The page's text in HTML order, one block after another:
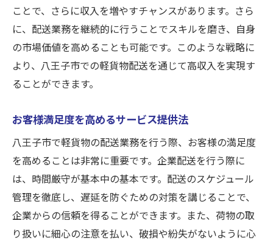
ことで、さらに収入を増やすチャンスがあります。さら
に、配送業務を継続的に行うことでスキルを磨き、自身
の市場価値を高めることも可能です。このような戦略に
より、八王子市での軽貨物配送を通じて高収入を実現す
ることができます。
お客様満足度を高めるサービス提供法
八王子市で軽貨物の配送業務を行う際、お客様の満足度
を高めることは非常に重要です。企業配送を行う際に
は、時間厳守が基本中の基本です。配送のスケジュール
管理を徹底し、遅延を防ぐための対策を講じることで、
企業からの信頼を得ることができます。また、荷物の取
り扱いに細心の注意を払い、破損や紛失がないように心